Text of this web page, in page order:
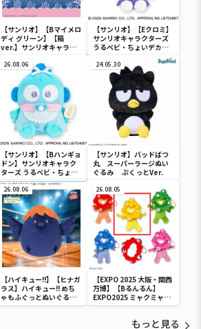
【サンリオ】【Bマイメロ
ディ グリーン】【箱
ver.】サンリオキャラク
SOFVIMATES～マイメロ
ディ マーメイドver. ～
【サンリオ】【Eクロミ】
サンリオキャラクターズ
うるベビ・ちょいデカド
26.08.06
【サンリオ】【Bハンギョ
ドン】サンリオキャラク
ターズ うるベビ・ちょい
デカドール
24.05.30
【サンリオ】バッドばつ
丸 スーパーラージぬい
ぐるみ ぷくっとVer.
26.08.06
【ハイキュー!!】【ヒナガ
ラス】ハイキュー!! めち
ゃもふぐっとぬいぐるみ
～ヒナガラス～
26.08.05
【EXPO 2025 大阪・関西
万博】【Bるんるん】
EXPO2025 ミャクミャク
カラフルゴム紐付きぬい
もっと見る